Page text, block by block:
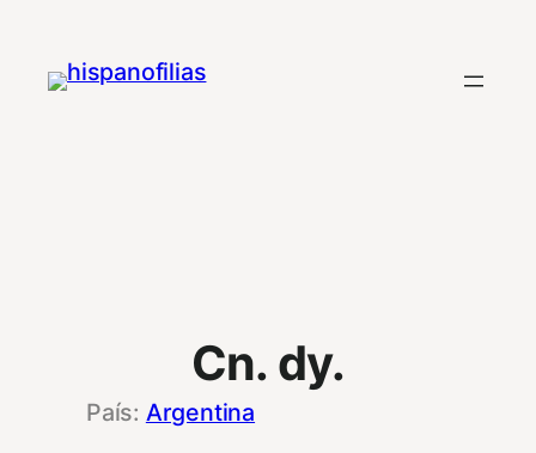
contenido
Cn. dy.
Argentina